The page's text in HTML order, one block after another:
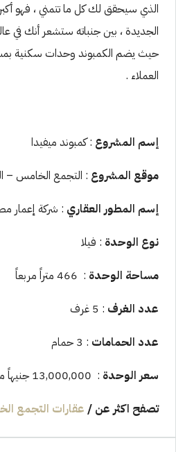
الذي سيحقق لك كل ما تتمني ، فهو
الجديدة ، بين جنباته ستشعر أنك في
حيث يضم الكمبوند وحدات سكنية
العملاء .
إسم المشروع : كمبوند ميفيدا
موقع المشروع : التجمع الخامس –
إسم المطور العقاري : شركة إعمار
نوع الوحدة : فيلا
مساحة الوحدة : 466 متراً مربعاً
عدد الغرف : 5 غرف
عدد الحمامات : 3 حمام
سعر الوحدة : 13,000,000 جنيهاً مصرياً
تصفح اكثر عن / عقارات التجمع